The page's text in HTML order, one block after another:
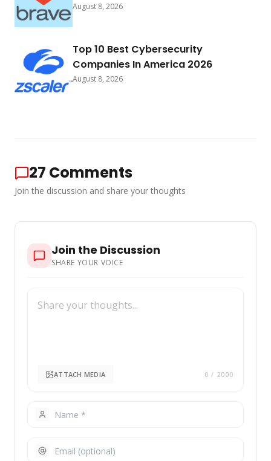
August 8, 2026
Top 10 Best Cybersecurity
Companies In America 2026
August 8, 2026
27 Comments
Join the discussion and share your thoughts
Join the Discussion
SHARE YOUR VOICE
ATTACH MEDIA 0 / 2000